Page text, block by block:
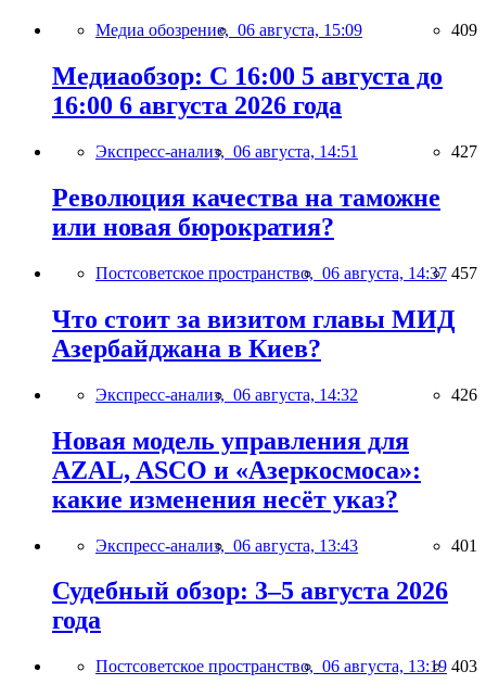
Медиа обозрение, 06 августа, 15:09 409
Медиаобзор: С 16:00 5 августа до
16:00 6 августа 2026 года
Экспресс-анализ, 06 августа, 14:51 427
Революция качества на таможне
или новая бюрократия?
Постсоветское пространство, 06 августа, 14:37 457
Что стоит за визитом главы МИД
Азербайджана в Киев?
Экспресс-анализ, 06 августа, 14:32 426
Новая модель управления для
AZAL, ASCO и «Азеркосмоса»:
какие изменения несёт указ?
Экспресс-анализ, 06 августа, 13:43 401
Судебный обзор: 3–5 августа 2026
года
Постсоветское пространство, 06 августа, 13:19 403